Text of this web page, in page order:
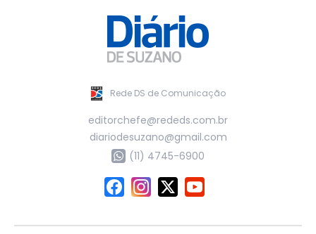
Rede DS de Comunicação
editorchefe@rededs.com.br
diariodesuzano@gmail.com
(11) 4745-6900